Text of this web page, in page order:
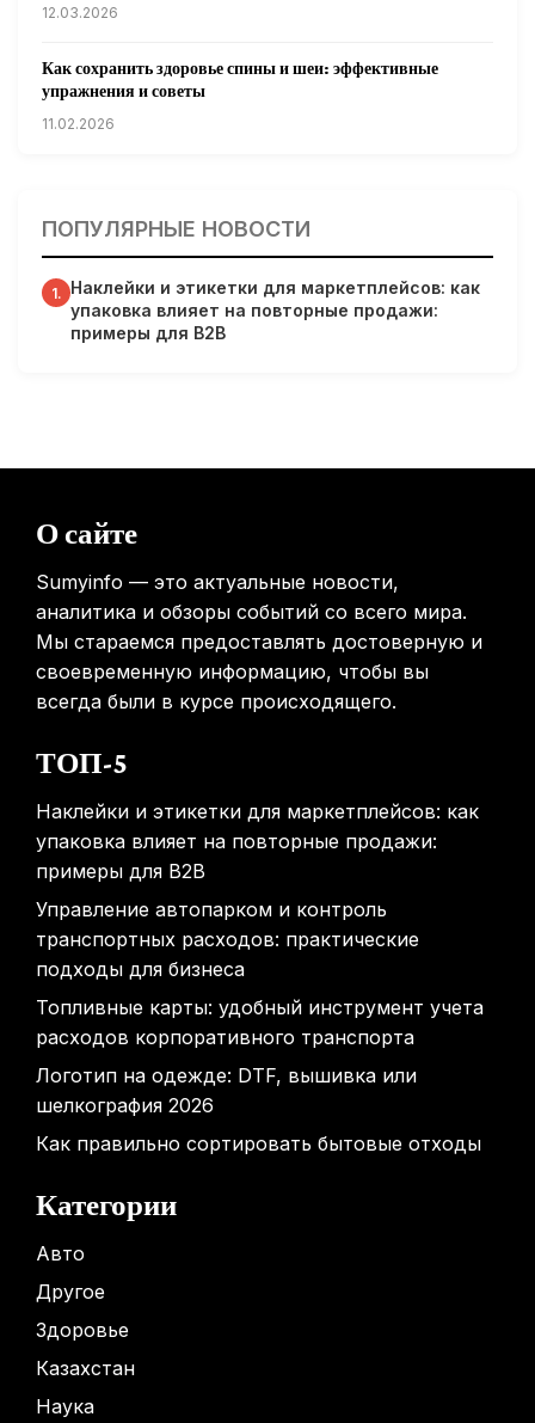
12.03.2026
Как сохранить здоровье спины и шеи: эффективные
упражнения и советы
11.02.2026
31.01.2026
Гарвардские ученые обнаружили сеть лимфатических
сосудов в мозге человека и мышей
31.01.2026
выявления рисков раннего старения
ПОПУЛЯРНЫЕ НОВОСТИ
1. Наклейки и этикетки для маркетплейсов: как
упаковка влияет на повторные продажи:
примеры для B2B
О сайте
Sumyinfo — это актуальные новости,
аналитика и обзоры событий со всего мира.
Мы стараемся предоставлять достоверную и
своевременную информацию, чтобы вы
всегда были в курсе происходящего.
ТОП-5
Наклейки и этикетки для маркетплейсов: как
упаковка влияет на повторные продажи:
примеры для B2B
Управление автопарком и контроль
транспортных расходов: практические
подходы для бизнеса
Топливные карты: удобный инструмент учета
расходов корпоративного транспорта
Логотип на одежде: DTF, вышивка или
шелкография 2026
Как правильно сортировать бытовые отходы
Категории
Авто
Другое
Здоровье
Казахстан
Наука